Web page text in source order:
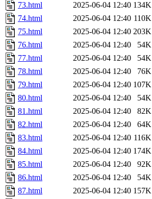
73.html
2025-06-04 12:40 134K
74.html
2025-06-04 12:40 110K
75.html
2025-06-04 12:40 203K
76.html
2025-06-04 12:40
54K
77.html
2025-06-04 12:40
54K
78.html
2025-06-04 12:40
76K
79.html
2025-06-04 12:40 107K
80.html
2025-06-04 12:40
54K
81.html
2025-06-04 12:40
82K
82.html
2025-06-04 12:40
64K
83.html
2025-06-04 12:40 116K
84.html
2025-06-04 12:40 174K
85.html
2025-06-04 12:40
92K
86.html
2025-06-04 12:40
54K
87.html
2025-06-04 12:40 157K